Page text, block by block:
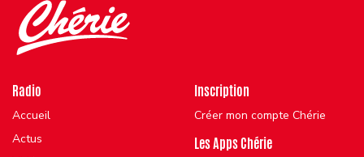
Radio
Accueil
Actus
Inscription
Créer mon compte Chérie
Les Apps Chérie